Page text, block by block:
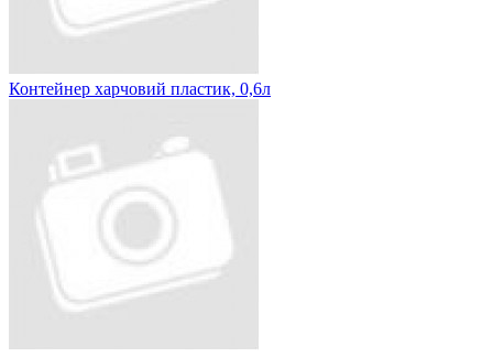
Контейнер харчовий пластик, 0,6л